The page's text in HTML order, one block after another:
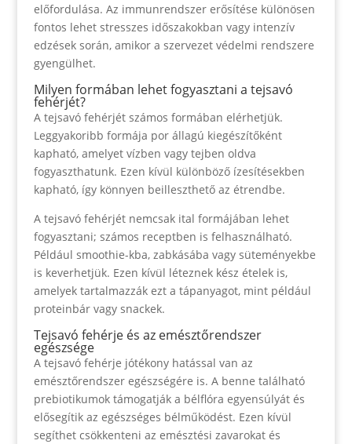
előfordulása. Az immunrendszer erősítése különösen
fontos lehet stresszes időszakokban vagy intenzív
edzések során, amikor a szervezet védelmi rendszere
gyengülhet.
Milyen formában lehet fogyasztani a tejsavó
fehérjét?
A tejsavó fehérjét számos formában elérhetjük.
Leggyakoribb formája por állagú kiegészítőként
kapható, amelyet vízben vagy tejben oldva
fogyaszthatunk. Ezen kívül különböző ízesítésekben
kapható, így könnyen beilleszthető az étrendbe.
A tejsavó fehérjét nemcsak ital formájában lehet
fogyasztani; számos receptben is felhasználható.
Például smoothie-kba, zabkásába vagy süteményekbe
is keverhetjük. Ezen kívül léteznek kész ételek is,
amelyek tartalmazzák ezt a tápanyagot, mint például
proteinbár vagy snackek.
Tejsavó fehérje és az emésztőrendszer
egészsége
A tejsavó fehérje jótékony hatással van az
emésztőrendszer egészségére is. A benne található
prebiotikumok támogatják a bélflóra egyensúlyát és
elősegítik az egészséges bélműködést. Ezen kívül
segíthet csökkenteni az emésztési zavarokat és